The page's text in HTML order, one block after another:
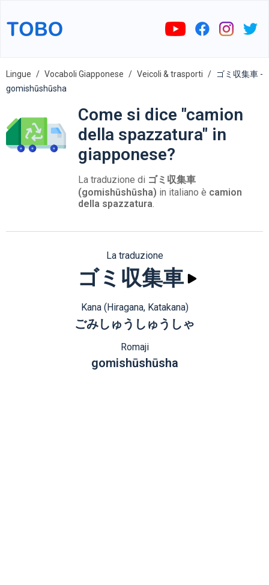
Lingue Vocaboli Giapponese Veicoli & trasporti
ゴミ収集車 -
gomishūshūsha
Come si dice "camion
della spazzatura" in
giapponese?
La traduzione di ゴミ収集車
(gomishūshūsha) in italiano è camion
della spazzatura.
La traduzione
ゴミ収集車
Kana (Hiragana, Katakana)
ごみしゅうしゅうしゃ
Romaji
gomishūshūsha